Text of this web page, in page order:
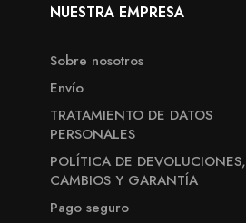
NUESTRA EMPRESA
Sobre nosotros
Envío
TRATAMIENTO DE DATOS
PERSONALES
POLÍTICA DE DEVOLUCIONES,
CAMBIOS Y GARANTÍA
Pago seguro